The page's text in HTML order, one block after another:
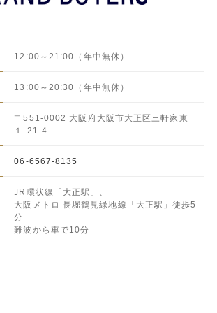
12:00～21:00（年中無休）
13:00～20:30（年中無休）
〒551-0002 大阪府大阪市大正区三軒家東
１-21-4
06-6567-8135
JR環状線「大正駅」、
大阪メトロ 長堀鶴見緑地線「大正駅」徒歩5
分
難波から車で10分